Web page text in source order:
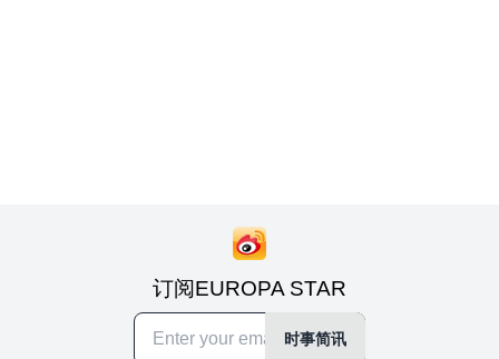
订阅EUROPA STAR
时事简讯